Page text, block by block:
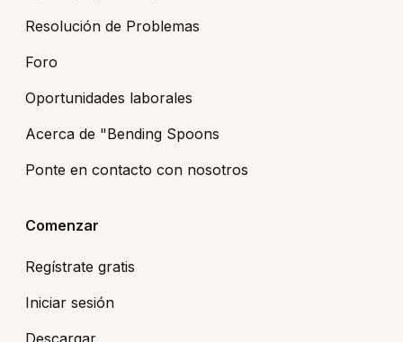
Resolución de Problemas
Foro
Oportunidades laborales
Acerca de "Bending Spoons
Ponte en contacto con nosotros
Comenzar
Regístrate gratis
Iniciar sesión
Descargar